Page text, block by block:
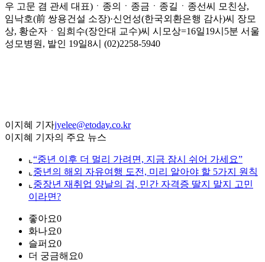
우 고문 겸 관세 대표)ㆍ종의ㆍ종금ㆍ종길ㆍ종선씨 모친상,
임낙호(前 쌍용건설 소장)·신언성(한국외환은행 감사)씨 장모
상, 황순자ㆍ임희수(장안대 교수)씨 시모상=16일19시5분 서울
성모병원, 발인 19일8시 (02)2258-5940
이지혜 기자jyelee@etoday.co.kr
이지혜 기자의 주요 뉴스
⌞ “중년 이후 더 멀리 가려면, 지금 잠시 쉬어 가세요”
⌞ 중년의 해외 자유여행 도전, 미리 알아야 할 5가지 원칙
⌞ 중장년 재취업 양날의 검, 민간 자격증 딸지 말지 고민
이라면?
좋아요0
화나요0
슬퍼요0
더 궁금해요0